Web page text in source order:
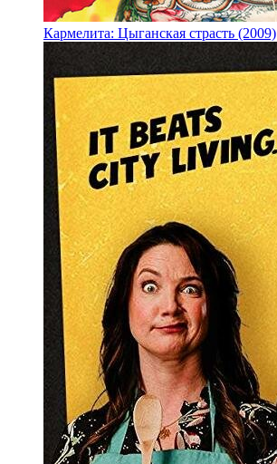
Кармелита: Цыганская страсть (2009)